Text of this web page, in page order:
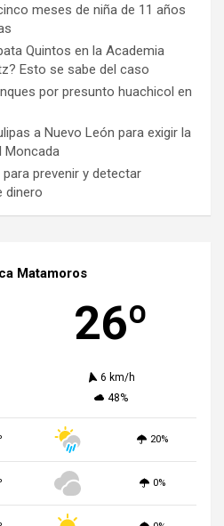
meses de niña de 11 años
Quintos en la Academia
Esto se sabe del caso
por presunto huachicol en
a Nuevo León para exigir la
Moncada
prevenir y detectar
dinero
Matamoros
26º
6 km/h
48%
20%
0%